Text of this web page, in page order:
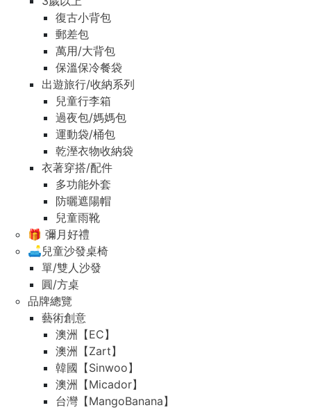
復古小背包
郵差包
萬用/大背包
保溫保冷餐袋
出遊旅行/收納系列
兒童行李箱
過夜包/媽媽包
運動袋/桶包
乾溼衣物收納袋
衣著穿搭/配件
多功能外套
防曬遮陽帽
兒童雨靴
🎁 彌月好禮
🛋️兒童沙發桌椅
單/雙人沙發
圓/方桌
品牌總覽
藝術創意
澳洲【EC】
澳洲【Zart】
韓國【Sinwoo】
澳洲【Micador】
台灣【MangoBanana】